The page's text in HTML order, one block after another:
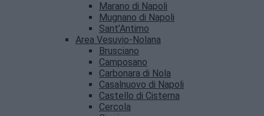
Marano di Napoli
Mugnano di Napoli
Sant’Antimo
Area Vesuvio-Nolana
Brusciano
Camposano
Carbonara di Nola
Casalnuovo di Napoli
Castello di Cisterna
Cercola